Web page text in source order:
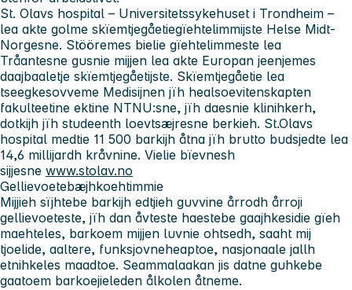
St. Olavs hospital – Universitetssykehuset i Trondheim –
lea akte golme skïemtjegåetiegïehtelimmijste Helse Midt-
Norgesne. Stööremes bielie gïehtelimmeste lea
Tråantesne gusnie mijjen lea akte Europan jeenjemes
daajbaaletje skïemtjegåetijste. Skïemtjegåetie lea
tseegkesovveme Medisijnen jïh healsoevitenskapten
fakulteetine ektine NTNU:sne, jïh daesnie klinihkerh,
dotkijh jïh studeenth loevtsæjresne berkieh. St.Olavs
hospital medtie 11 500 barkijh åtna jïh brutto budsjedte lea
14,6 millijardh kråvnine. Vielie bïevnesh
sijjesne www.stolav.no
Gellievoetebæjhkoehtimmie
Mijjieh sïjhtebe barkijh edtjieh guvvine årrodh årroji
gellievoeteste, jïh dan åvteste haestebe gaajhkesidie gïeh
maehteles, barkoem mijjen luvnie ohtsedh, saaht mij
tjoelide, aaltere, funksjovneheaptoe, nasjonaale jallh
etnihkeles maadtoe. Seammalaakan jis datne guhkebe
gaatoem barkoejieleden ålkolen åtneme.